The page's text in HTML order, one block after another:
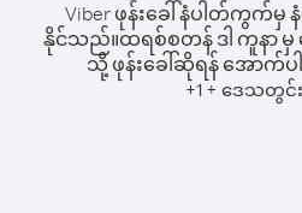
Viber ဖုန်းခေါ်နံပါတ်ကွက်မှ
နိုင်သည်။ထရစ်စတန် ဒါ ကူနာ မှ
သို့ ဖုန်းခေါ်ဆိုရန် အောက်ပါ
+1+ ဒေသတွင်း